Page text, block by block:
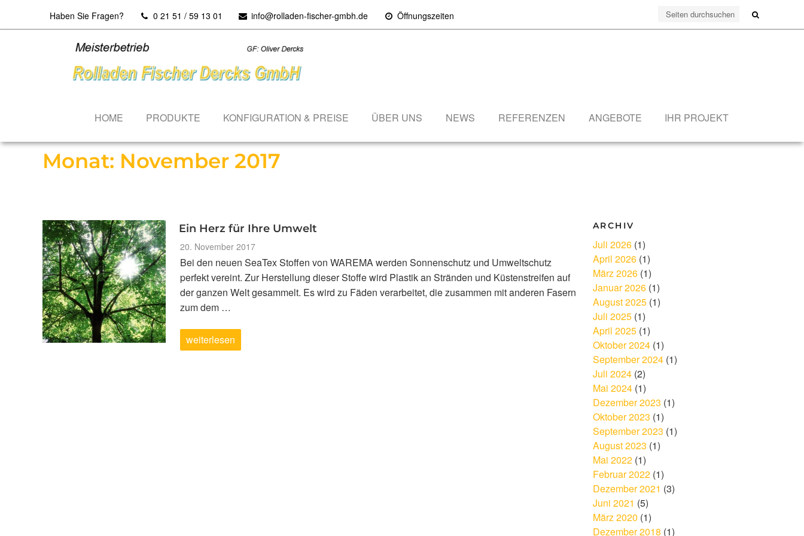
Haben Sie Fragen? 0 21 51 / 59 13 01 info@rolladen-fischer-gmbh.de Öffnungszeiten
HOME PRODUKTE KONFIGURATION & PREISE ÜBER UNS NEWS REFERENZEN ANGEBOTE IHR PROJEKT
Monat: November 2017
Ein Herz für Ihre Umwelt
Veröffentlicht
am
20. November 2017
Bei den neuen SeaTex Stoffen von WAREMA werden Sonnenschutz und Umweltschutz
perfekt vereint. Zur Herstellung dieser Stoffe wird Plastik an Stränden und Küstenstreifen auf
der ganzen Welt gesammelt. Es wird zu Fäden verarbeitet, die zusammen mit anderen Fasern
zum dem …
„Ein
Herz
weiterlesen
ARCHIV
Juli 2026(1)
April 2026(1)
März 2026(1)
Januar 2026(1)
August 2025(1)
Juli 2025(1)
April 2025(1)
Oktober 2024(1)
September 2024(1)
Juli 2024(2)
Mai 2024(1)
Dezember 2023 (1)
Oktober 2023 (1)
September 2023 (1)
August 2023 (1)
Mai 2022(1)
Februar 2022(1)
Dezember 2021 (3)
Juni 2021 (5)
März 2020 (1)
Dezember 2018 (1)